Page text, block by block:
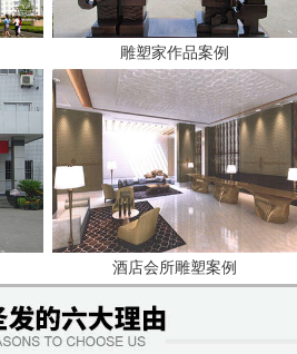
雕塑家作品案例
酒店会所雕塑案例